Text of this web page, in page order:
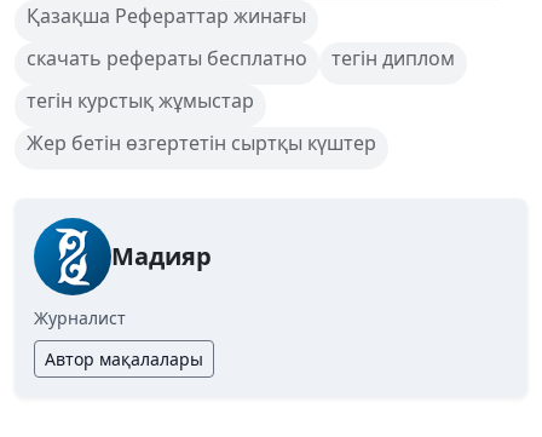
Қазақша Рефераттар жинағы
скачать рефераты бесплатно
тегін диплом
тегін курстық жұмыстар
Жер бетін өзгертетін сыртқы күштер
Мадияр
Журналист
Автор мақалалары